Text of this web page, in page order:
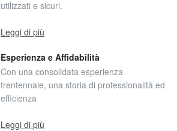
utilizzati e sicuri.
Leggi di più
Esperienza e Affidabilità
Con una consolidata esperienza
trentennale, una storia di professionalità ed
efficienza
Leggi di più